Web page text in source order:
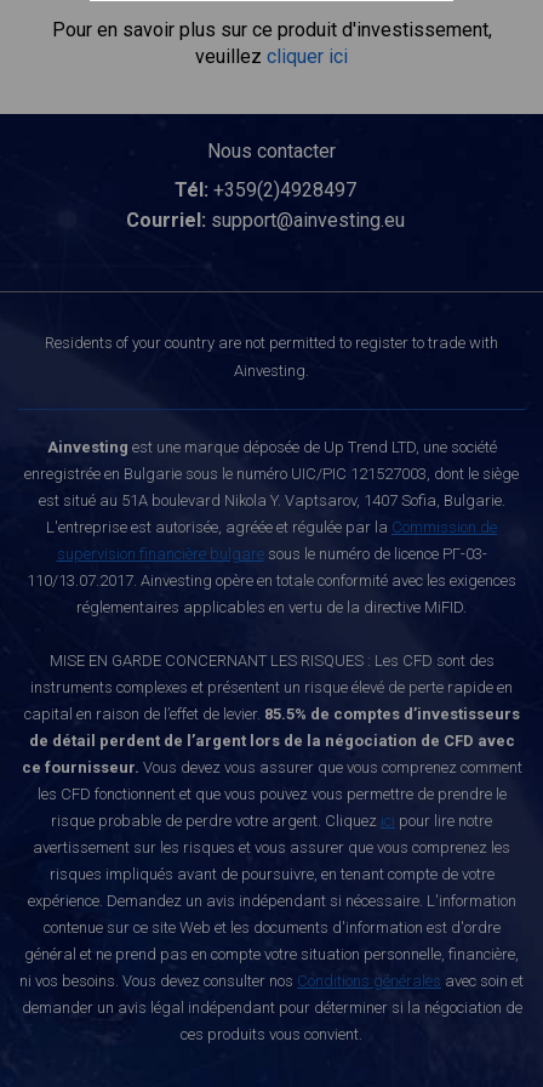
Pour en savoir plus sur ce produit d'investissement,
veuillez cliquer ici
Nous contacter
Tél: +359(2)4928497
Courriel: support@ainvesting.eu
Residents of your country are not permitted to register to trade with
Ainvesting.
Ainvesting est une marque déposée de Up Trend LTD, une société
enregistrée en Bulgarie sous le numéro UIC/PIC 121527003, dont le siège
est situé au 51A boulevard Nikola Y. Vaptsarov, 1407 Sofia, Bulgarie.
L'entreprise est autorisée, agréée et régulée par la Commission de
supervision financière bulgaresous le numéro de licence РГ-03-
110/13.07.2017. Ainvesting opère en totale conformité avec les exigences
réglementaires applicables en vertu de la directive MiFID.
MISE EN GARDE CONCERNANT LES RISQUES : Les CFD sont des
instruments complexes et présentent un risque élevé de perte rapide en
capital en raison de l’effet de levier. 85.5% de comptes d’investisseurs
de détail perdent de l’argent lors de la négociation de CFD avec
ce fournisseur. Vous devez vous assurer que vous comprenez comment
les CFD fonctionnent et que vous pouvez vous permettre de prendre le
risque probable de perdre votre argent. Cliquez ici pour lire notre
avertissement sur les risques et vous assurer que vous comprenez les
risques impliqués avant de poursuivre, en tenant compte de votre
expérience. Demandez un avis indépendant si nécessaire. L'information
contenue sur ce site Web et les documents d'information est d'ordre
général et ne prend pas en compte votre situation personnelle, financière,
ni vos besoins. Vous devez consulter nos Conditions générales avec soin et
demander un avis légal indépendant pour déterminer si la négociation de
ces produits vous convient.